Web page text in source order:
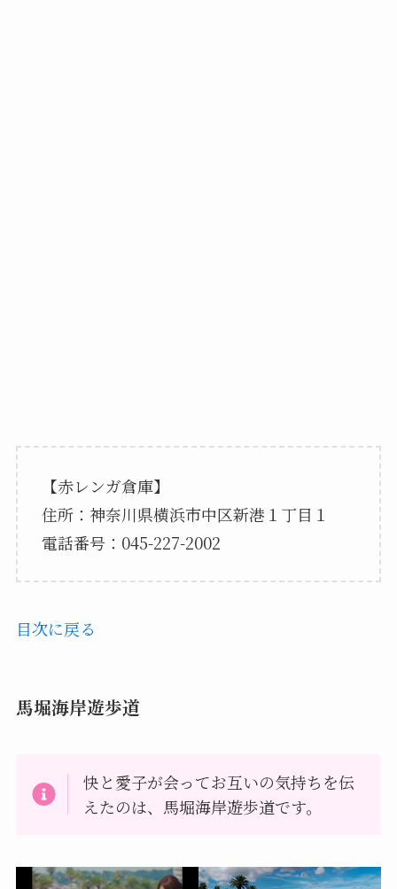
【赤レンガ倉庫】
住所：神奈川県横浜市中区新港１丁目１
電話番号：045-227-2002
目次に戻る
馬堀海岸遊歩道
快と愛子が会ってお互いの気持ちを伝
えたのは、馬堀海岸遊歩道です。